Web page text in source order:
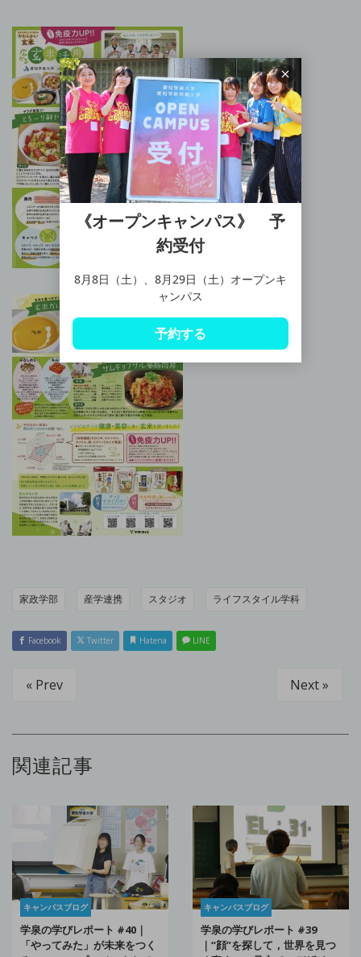
家政学部 産学連携 スタジオ ライフスタイル学科
Facebook Twitter Hatena LINE
« Prev Next »
関連記事
キャンパスブログ
学泉の学びレポート #40｜
「やってみた」が未来をつく
キャンパスブログ
学泉の学びレポート #39
｜“顔”を探して，世界を見つ
《オープンキャンパス》 予
約受付
8月8日（土）、8月29日（土）オープンキ
ャンパス
予約する